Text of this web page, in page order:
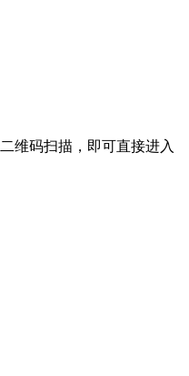
维码扫描，即可直接进入